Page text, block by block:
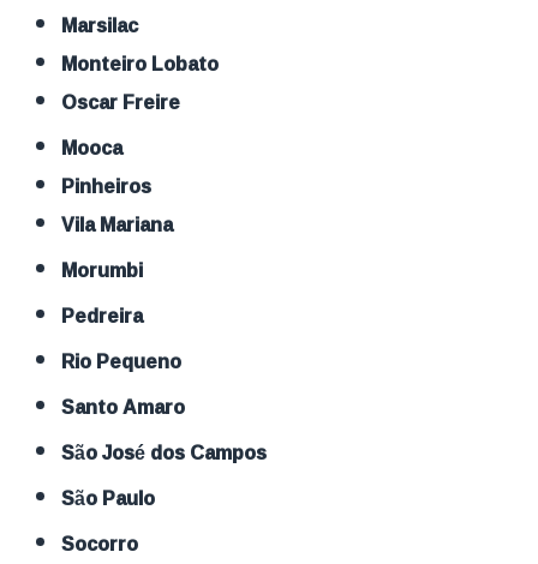
Marsilac
Monteiro Lobato
Oscar Freire
Mooca
Pinheiros
Vila Mariana
Morumbi
Pedreira
Rio Pequeno
Santo Amaro
São José dos Campos
São Paulo
Socorro